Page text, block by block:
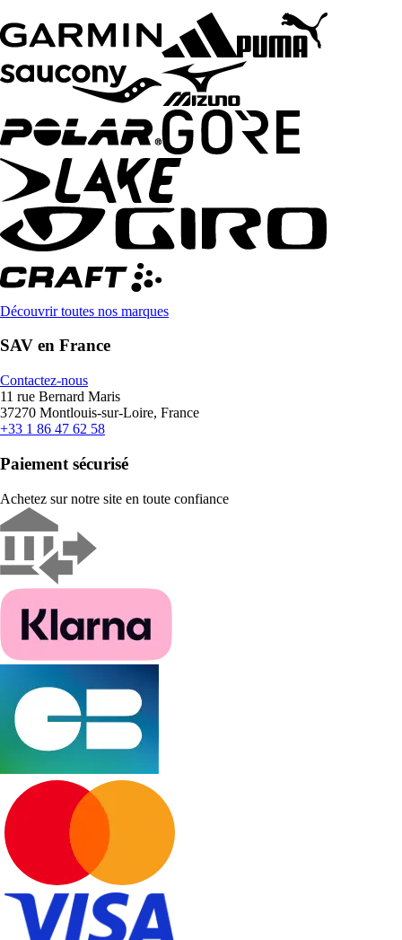
Découvrir toutes nos marques
SAV en France
Contactez-nous
11 rue Bernard Maris
37270 Montlouis-sur-Loire, France
+33 1 86 47 62 58
Paiement sécurisé
Achetez sur notre site en toute confiance